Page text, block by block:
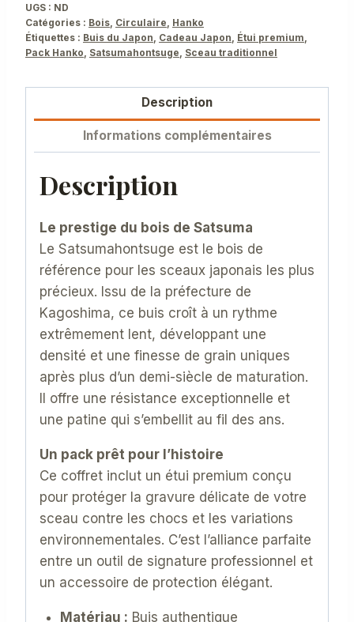
avec
étui
UGS : ND
Catégories : Bois Circulaire Hanko
Étiquettes : Buis du Japon Cadeau Japon Étui premium
Pack Hanko Satsumahontsuge Sceau traditionnel
Description
Informations complémentaires
Description
Le prestige du bois de Satsuma
Le Satsumahontsuge est le bois de
référence pour les sceaux japonais les plus
précieux. Issu de la préfecture de
Kagoshima, ce buis croît à un rythme
extrêmement lent, développant une
densité et une finesse de grain uniques
après plus d’un demi-siècle de maturation.
Il offre une résistance exceptionnelle et
une patine qui s’embellit au fil des ans.
Un pack prêt pour l’histoire
Ce coffret inclut un étui premium conçu
pour protéger la gravure délicate de votre
sceau contre les chocs et les variations
environnementales. C’est l’alliance parfaite
entre un outil de signature professionnel et
un accessoire de protection élégant.
Matériau : Buis authentique